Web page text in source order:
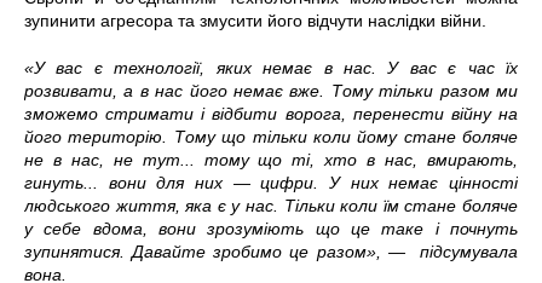
зупинити агресора та змусити його відчути наслідки війни.
«У вас є технології, яких немає в нас. У вас є час їх
розвивати, а в нас його немає вже. Тому тільки разом ми
зможемо стримати і відбити ворога, перенести війну на
його територію. Тому що тільки коли йому стане боляче
не в нас, не тут... тому що ті, хто в нас, вмирають,
гинуть... вони для них — цифри. У них немає цінності
людського життя, яка є у нас. Тільки коли їм стане боляче
у себе вдома, вони зрозуміють що це таке і почнуть
зупинятися. Давайте зробимо це разом», — підсумувала
вона.